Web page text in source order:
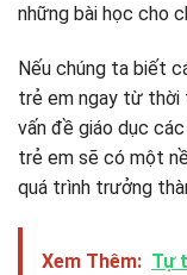
những bài học cho
Nếu chúng ta biết
trẻ em ngay từ thời
vấn đề giáo dục
trẻ em sẽ có một
quá trình trưởng
Xem Thêm: Tự